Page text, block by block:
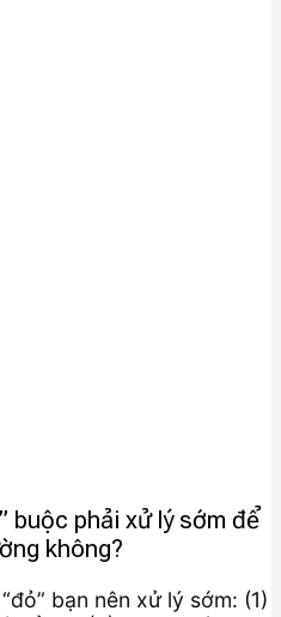
buộc phải xử lý sớm để
không?
bạn nên xử lý sớm: (1)